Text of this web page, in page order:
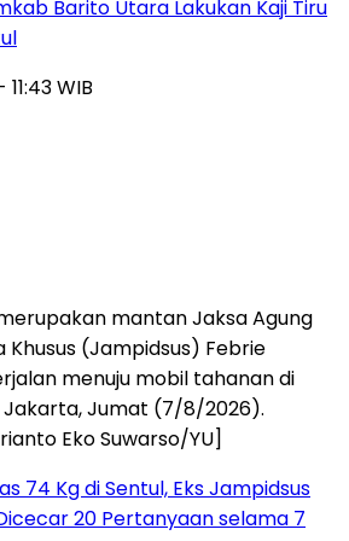
Barito Utara Lakukan Kaji Tiru
WIB
74 Kg di Sentul, Eks Jampidsus
20 Pertanyaan selama 7